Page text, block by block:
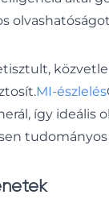
MI-észlelés
így ideális